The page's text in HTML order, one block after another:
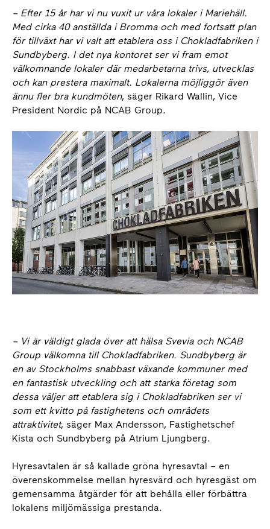
– Efter 15 år har vi nu vuxit ur våra lokaler i Mariehäll.
Med cirka 40 anställda i Bromma och med fortsatt plan
för tillväxt har vi valt att etablera oss i Chokladfabriken i
Sundbyberg. I det nya kontoret ser vi fram emot
välkomnande lokaler där medarbetarna trivs, utvecklas
och kan prestera maximalt. Lokalerna möjliggör även
ännu fler bra kundmöten, säger Rikard Wallin, Vice
President Nordic på NCAB Group.
– Vi är väldigt glada över att hälsa Svevia och NCAB
Group välkomna till Chokladfabriken. Sundbyberg är
en av Stockholms snabbast växande kommuner med
en fantastisk utveckling och att starka företag som
dessa väljer att etablera sig i Chokladfabriken ser vi
som ett kvitto på fastighetens och områdets
attraktivitet, säger Max Andersson, Fastighetschef
Kista och Sundbyberg på Atrium Ljungberg.
Hyresavtalen är så kallade gröna hyresavtal – en
överenskommelse mellan hyresvärd och hyresgäst om
gemensamma åtgärder för att behålla eller förbättra
lokalens miljömässiga prestanda.